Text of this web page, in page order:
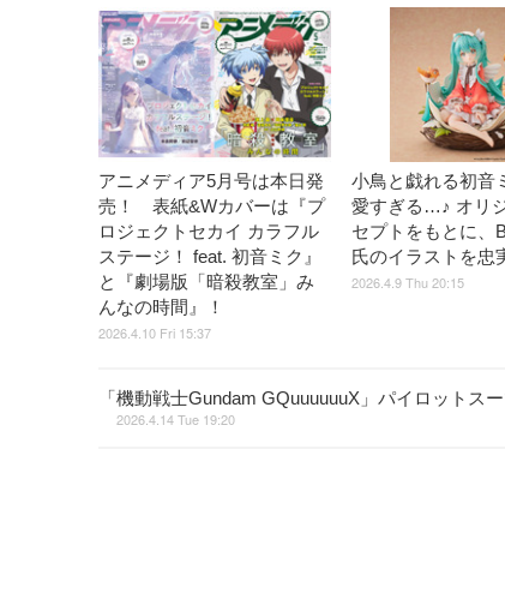
アニメディア5月号は本日発
売！ 表紙&Wカバーは『プ
ロジェクトセカイ カラフル
ステージ！ feat. 初音ミク』
と『劇場版「暗殺教室」み
んなの時間』！
2026.4.10 Fri 15:37
小鳥と戯れる初音
愛すぎる…♪ オリ
セプトをもとに、
氏のイラストを忠
2026.4.9 Thu 20:15
「機動戦士Gundam GQuuuuuuX」パイロット
2026.4.14 Tue 19:20